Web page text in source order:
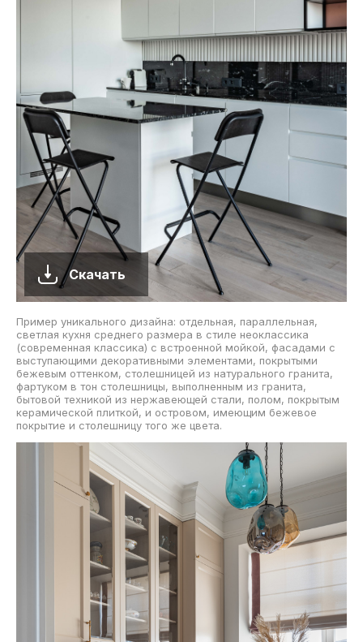
Скачать
Пример уникального дизайна: отдельная, параллельная,
светлая кухня среднего размера в стиле неоклассика
(современная классика) с встроенной мойкой, фасадами с
выступающими декоративными элементами, покрытыми
бежевым оттенком, столешницей из натурального гранита,
фартуком в тон столешницы, выполненным из гранита,
бытовой техникой из нержавеющей стали, полом, покрытым
керамической плиткой, и островом, имеющим бежевое
покрытие и столешницу того же цвета.